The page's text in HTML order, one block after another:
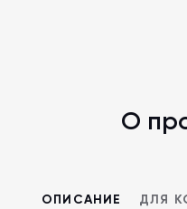
О
ОПИСАНИЕ ДЛЯ